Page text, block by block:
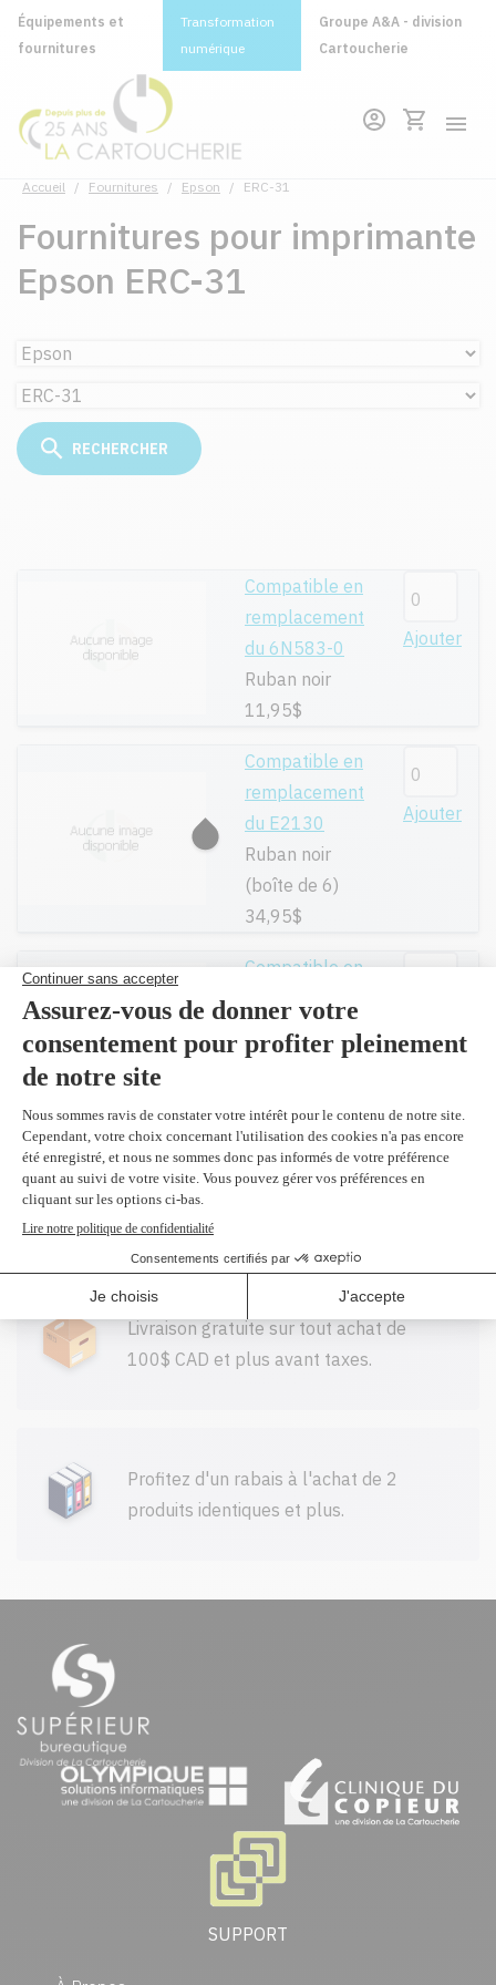
Équipements et
fournitures
Transformation
numérique
Groupe A&A - division
Cartoucherie
Accueil / Fournitures / Epson / ERC-31
Fournitures pour imprimante
Epson ERC-31
Compatible en
remplacement
du 6N583-0
Ruban noir
11,95$
Ajouter
Compatible en
remplacement
du E2130
Ruban noir
(boîte de 6)
34,95$
Ajouter
Compatible en
remplacement
du 6N583-5
Ruban mauve
Toutes nos cartouches réusinées sont
garanties.
Livraison gratuite sur tout achat de
100$ CAD et plus avant taxes.
Profitez d'un rabais à l'achat de 2
produits identiques et plus.
SUPPORT